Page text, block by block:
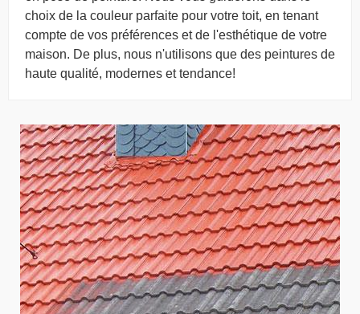
choix de la couleur parfaite pour votre toit, en tenant
compte de vos préférences et de l'esthétique de votre
maison. De plus, nous n'utilisons que des peintures de
haute qualité, modernes et tendance!